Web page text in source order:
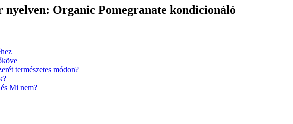
nyelven: Organic Pomegranate kondicionáló
természetes módon?
Mi nem?